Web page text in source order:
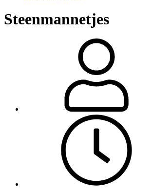
Steenmannetjes